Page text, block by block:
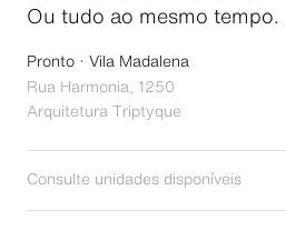
Ou tudo ao mesmo tempo.
Pronto · Vila Madalena
Rua Harmonia, 1250
Arquitetura Triptyque
Consulte unidades disponíveis